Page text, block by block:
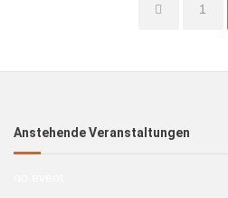
Page
1
Anstehende Veranstaltungen